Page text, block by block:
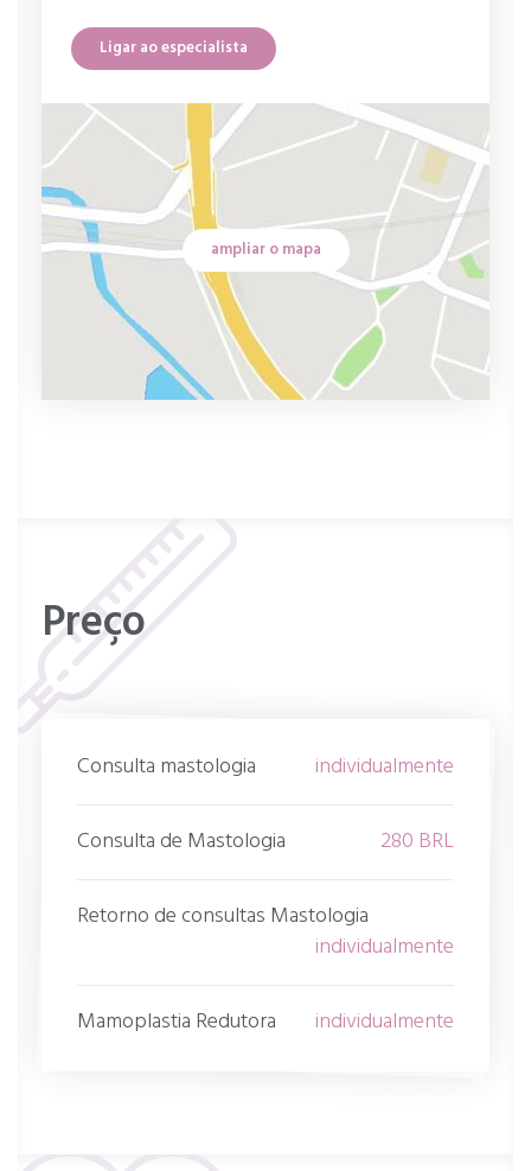
Ligar ao especialista
ampliar o mapa
Preço
Consulta mastologia individualmente
Consulta de Mastologia 280 BRL
Retorno de consultas Mastologia
individualmente
Mamoplastia Redutora individualmente